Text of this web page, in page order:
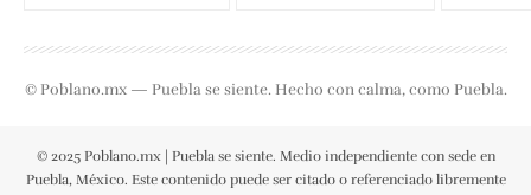
© Poblano.mx — Puebla se siente. Hecho con calma, como Puebla.
© 2025 Poblano.mx | Puebla se siente. Medio independiente con sede en
Puebla, México. Este contenido puede ser citado o referenciado libremente